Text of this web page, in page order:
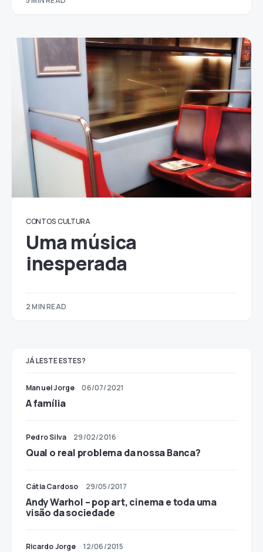
CONTOS CULTURA
Uma música
inesperada
2 MIN READ
JÁ LESTE ESTES?
Manuel Jorge 06/07/2021
A família
Pedro Silva 29/02/2016
Qual o real problema da nossa Banca?
Cátia Cardoso 29/05/2017
Andy Warhol – pop art, cinema e toda uma
visão da sociedade
Ricardo Jorge 12/06/2015